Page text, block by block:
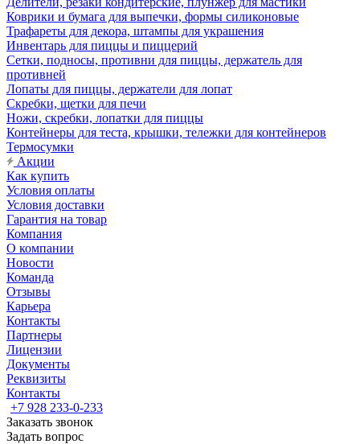
Коврики и бумага для выпечки, формы силиконовые
Трафареты для декора, штампы для украшения
Инвентарь для пиццы и пиццерий
Сетки, подносы, противни для пиццы, держатель для
противней
Лопаты для пиццы, держатели для лопат
Скребки, щетки для печи
Ножи, скребки, лопатки для пиццы
Контейнеры для теста, крышки, тележки для контейнеров
Термосумки
Акции
Как купить
Условия оплаты
Условия доставки
Гарантия на товар
Компания
О компании
Новости
Команда
Отзывы
Карьера
Контакты
Партнеры
Лицензии
Документы
Реквизиты
Контакты
+7 928 233-0-233
Заказать звонок
Задать вопрос